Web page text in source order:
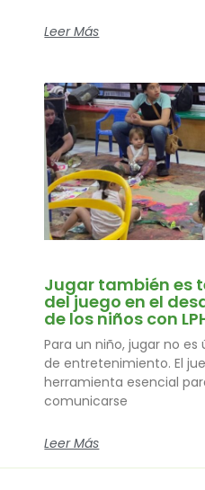
Leer Más
Jugar también es
del juego en el
de los niños con
Para un niño, jugar no
de entretenimiento. El
herramienta esencial
comunicarse
Leer Más